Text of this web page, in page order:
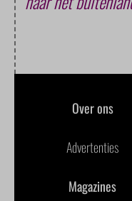
Over ons
Advertenties
Magazines